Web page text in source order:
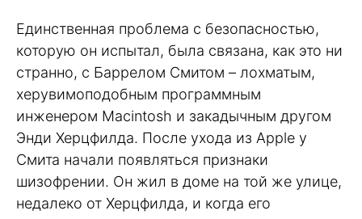
Единственная проблема с безопасностью,
которую он испытал, была связана, как это ни
странно, с Баррелом Смитом – лохматым,
херувимоподобным программным
инженером Macintosh и закадычным другом
Энди Херцфилда. После ухода из Apple у
Смита начали появляться признаки
шизофрении. Он жил в доме на той же улице,
недалеко от Херцфилда, и когда его